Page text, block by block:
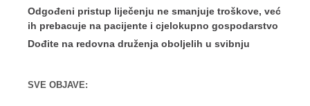
Odgođeni pristup liječenju ne smanjuje troškove, već
ih prebacuje na pacijente i cjelokupno gospodarstvo
Dođite na redovna druženja oboljelih u svibnju
SVE OBJAVE: